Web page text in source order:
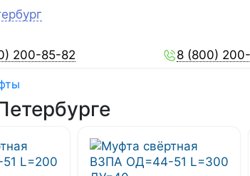
200-85-82 8 (800)